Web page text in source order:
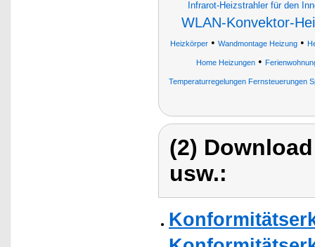
Infrarot-Heizstrahler für den
WLAN-Konvektor-
Heizkörper• Wandmontage Heizung•
Home Heizungen •
Temperaturregelungen Fernsteuerungen
(2)
usw.: